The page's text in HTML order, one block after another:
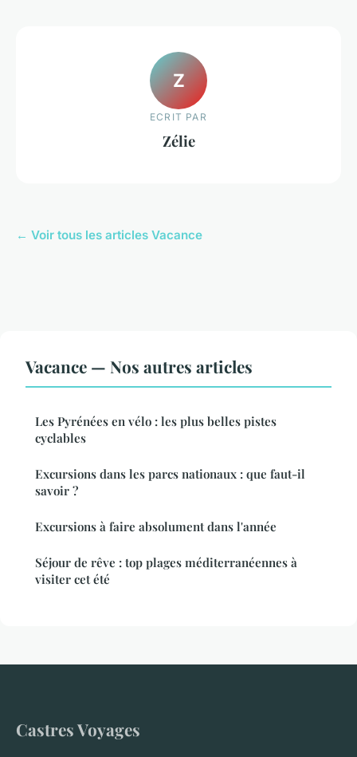
Z
ECRIT PAR
Zélie
← Voir tous les articles Vacance
Vacance — Nos autres articles
Les Pyrénées en vélo : les plus belles pistes
cyclables
Excursions dans les parcs nationaux : que faut-il
savoir ?
Excursions à faire absolument dans l'année
Séjour de rêve : top plages méditerranéennes à
visiter cet été
Castres Voyages